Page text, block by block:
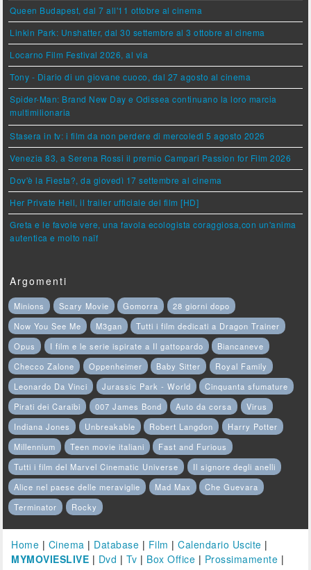
Queen Budapest, dal 7 all'11 ottobre al cinema
Linkin Park: Unshatter, dal 30 settembre al 3 ottobre al cinema
Locarno Film Festival 2026, al via
Tony - Diario di un giovane cuoco, dal 27 agosto al cinema
Spider-Man: Brand New Day e Odissea continuano la loro marcia
multimilionaria
Stasera in tv: i film da non perdere di mercoledì 5 agosto 2026
Venezia 83, a Serena Rossi il premio Campari Passion for Film 2026
Dov'è la Fiesta?, da giovedì 17 settembre al cinema
Her Private Hell, il trailer ufficiale del film [HD]
Greta e le favole vere, una favola ecologista coraggiosa,con un'anima
autentica e molto naïf
Argomenti
Minions Scary Movie Gomorra
28 giorni dopo
Now You See Me
M3gan
Tutti i film dedicati a Dragon Trainer
Opus
I film e le serie ispirate a Il gattopardo
Biancaneve
Checco Zalone
Oppenheimer Baby Sitter
Royal Family
Leonardo Da Vinci
Jurassic Park - World
Cinquanta sfumature
Pirati dei Caraibi
007 James Bond Auto da corsa
Virus
Indiana Jones
Unbreakable Robert Langdon
Harry Potter
Millennium
Teen movie italiani
Fast and Furious
Tutti i film del Marvel Cinematic Universe
Il signore degli anelli
Alice nel paese delle meraviglie
Mad Max
Che Guevara
Terminator
Rocky
Home | Cinema | Database | Film |Calendario Uscite |
MYMOVIESLIVE | Dvd | Tv | Box Office | Prossimamente |